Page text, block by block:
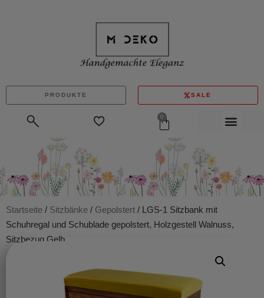
PRODUKTE SALE
0
Startseite / Sitzbänke / Gepolstert / LGS-1 Sitzbank mit
Schuhregal und Schublade gepolstert, Holzgestell Walnuss,
Sitzbezug Gelb